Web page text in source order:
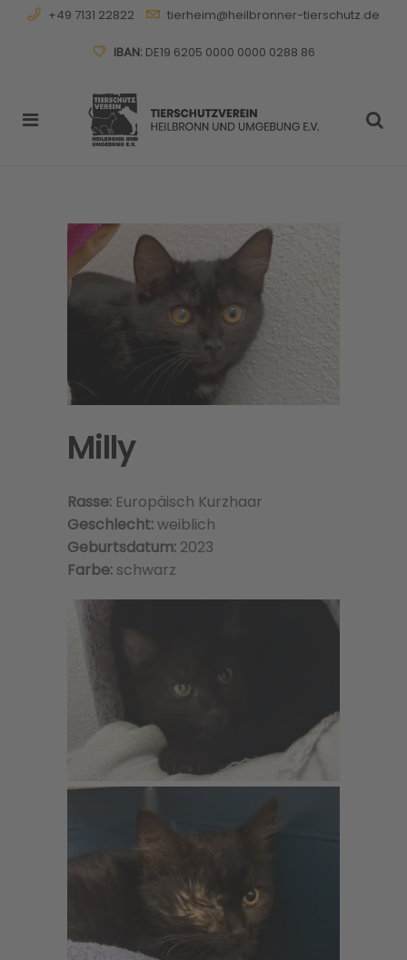
+49 7131 22822 tierheim@heilbronner-tierschutz.de
IBAN:DE19 6205 0000 0000 0288 86
Milly
Rasse: Europäisch Kurzhaar
Geschlecht:weiblich
Geburtsdatum: 2023
Farbe: schwarz